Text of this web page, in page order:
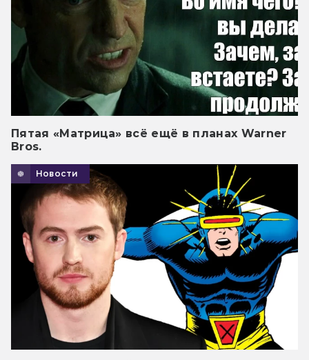
Пятая «Матрица» всё ещё в планах Warner
Bros.
Новости